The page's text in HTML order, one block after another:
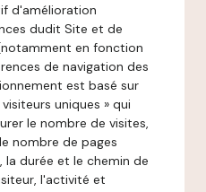
d'amélioration
dudit Site et de
en fonction
de navigation des
est basé sur
uniques » qui
le nombre de visites,
nombre de pages
la durée et le chemin de
l'activité et